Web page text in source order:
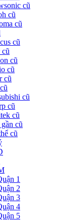
cũ
cũ
cũ
cũ
cũ
cũ
cũ
cũ
cũ
cũ
cũ
cũ
1
2
3
4
5